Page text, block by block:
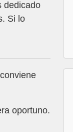
dedicado
Si lo
oportuno.